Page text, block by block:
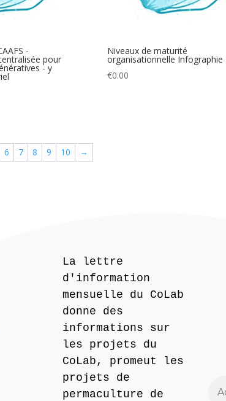
-
pour
- y
Niveaux de maturité
organisationnelle Infographie
€0.00
6 7 8 9 10 →
La lettre
d'information
mensuelle du CoLab
donne des
informations sur
les projets du
CoLab, promeut les
projets de
permaculture de